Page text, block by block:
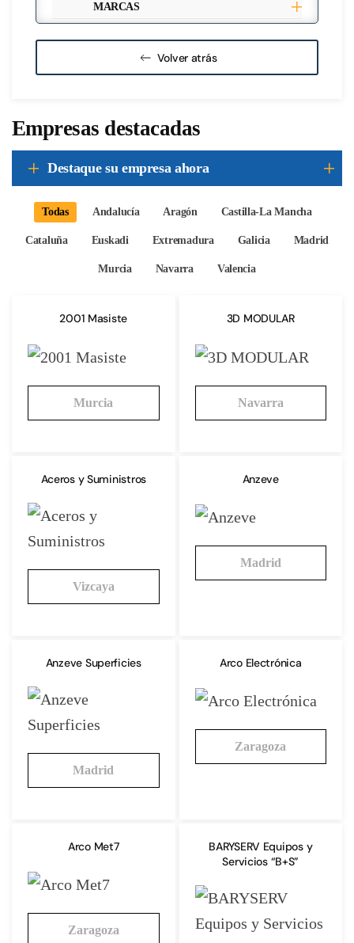
MARCAS
Volver atrás
Empresas destacadas
Destaque su empresa ahora
Todas Andalucía Aragón Castilla-La Mancha
Cataluña Euskadi Extremadura Galicia Madrid
Murcia Navarra Valencia
2001 Masiste
Murcia
3D MODULAR
Navarra
Aceros y Suministros
Vizcaya
Anzeve
Madrid
Anzeve Superficies
Madrid
Arco Electrónica
Zaragoza
Arco Met7
Zaragoza
BARYSERV Equipos y
Servicios “B+S”